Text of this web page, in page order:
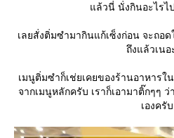
ล้วนี่ นั่งกินอะไรไป
เลยสั่งติ่มซำมากินแก้เซ็งก่อน จะถอ
ถึงแล้วเนอ
เมนูติ่มซำก็เช่ยเคยของร้านอาหารใ
จากเมนูหลักครับ เราก็เอามาติ๊กๆๆ ว่
เองครับ